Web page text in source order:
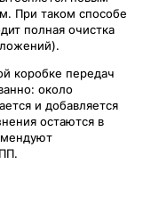
При таком способе
полная очистка
коробке передач
около
и добавляется
остаются в